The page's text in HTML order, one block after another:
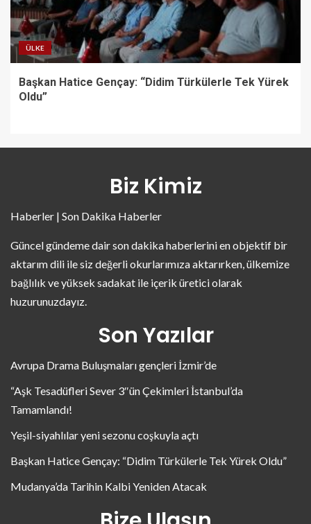
ÜLKE
Başkan Hatice Gençay: “Didim Türkülerle Tek Yürek
Oldu”
Biz Kimiz
Haberler | Son Dakika Haberler
Güncel gündeme dair son dakika haberlerini en objektif bir
aktarım dili ile siz değerli okurlarımıza aktarırken, ülkemize
bağlılık ve yüksek sadakat ile içerik üretici olarak
huzurunuzdayız.
Son Yazılar
Avrupa Drama Buluşmaları gençleri İzmir’de
“Aşk Tesadüfleri Sever 3″ün Çekimleri İstanbul’da
Tamamlandı!
Yeşil-siyahlılar yeni sezonu coşkuyla açtı
Başkan Hatice Gençay: “Didim Türkülerle Tek Yürek Oldu”
Mudanya’da Tarihin Kalbi Yeniden Atacak